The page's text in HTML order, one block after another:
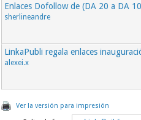
http://
http://
http://
http://
http://forums.site-
http://
http://
Enlaces Dofollow de (DA 20 a DA
sherlineandre
LinkaPubli regala enlaces
alexei.x
Ver la versión para impresión